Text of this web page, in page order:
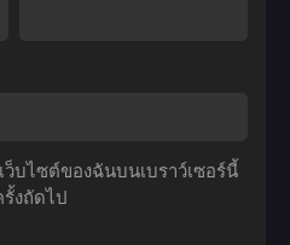
ที่1-
11
บไซต์ของฉันบนเบราว์เซอร์นี้
งถัดไป